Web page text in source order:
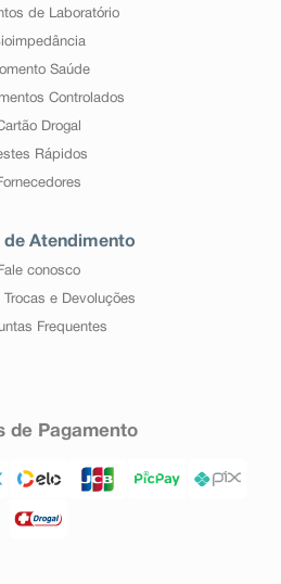
de Laboratório
Saúde
Controlados
Drogal
Rápidos
de Atendimento
Fale conosco
Trocas e Devoluções
Frequentes
de Pagamento